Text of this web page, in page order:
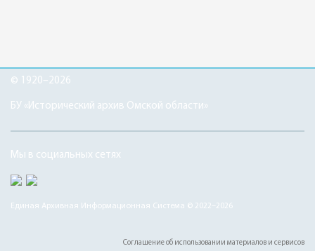
© 1920–2026
БУ «Исторический архив Омской области»
Мы в социальных сетях
Единая Архивная Информационная Система © 2022–2026
Соглашение об использовании материалов и сервисов